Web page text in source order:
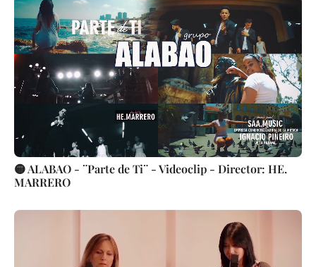
🟡 ALABAO - ¨Parte de Ti¨ - Videoclip - Director: HE.
MARRERO